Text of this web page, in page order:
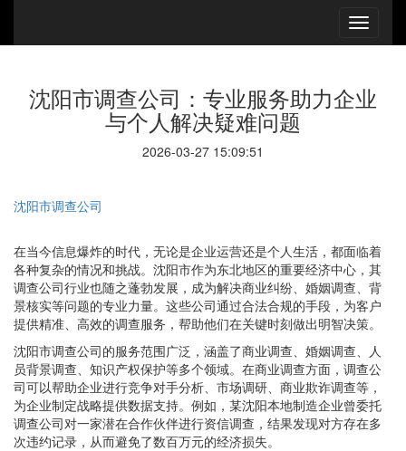
沈阳市调查公司：专业服务助力企业
与个人解决疑难问题
2026-03-27 15:09:51
沈阳市调查公司
在当今信息爆炸的时代，无论是企业运营还是个人生活，都面临着
各种复杂的情况和挑战。沈阳市作为东北地区的重要经济中心，其
调查公司行业也随之蓬勃发展，成为解决商业纠纷、婚姻调查、背
景核实等问题的专业力量。这些公司通过合法合规的手段，为客户
提供精准、高效的调查服务，帮助他们在关键时刻做出明智决策。
沈阳市调查公司的服务范围广泛，涵盖了商业调查、婚姻调查、人
员背景调查、知识产权保护等多个领域。在商业调查方面，调查公
司可以帮助企业进行竞争对手分析、市场调研、商业欺诈调查等，
为企业制定战略提供数据支持。例如，某沈阳本地制造企业曾委托
调查公司对一家潜在合作伙伴进行资信调查，结果发现对方存在多
次违约记录，从而避免了数百万元的经济损失。